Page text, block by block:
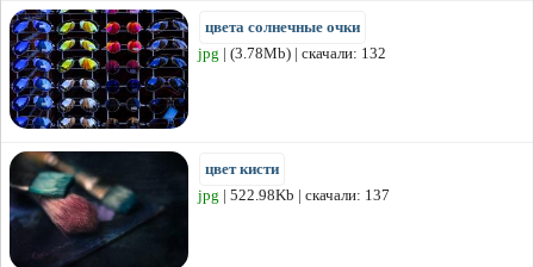
цвета солнечные очки
jpg | (3.78Mb) | скачали: 132
цвет кисти
jpg | 522.98Kb | скачали: 137